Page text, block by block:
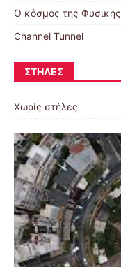
Ο κόσμος της Φυσικής
Channel Tunnel
ΣΤΉΛΕΣ
Χωρίς στήλες